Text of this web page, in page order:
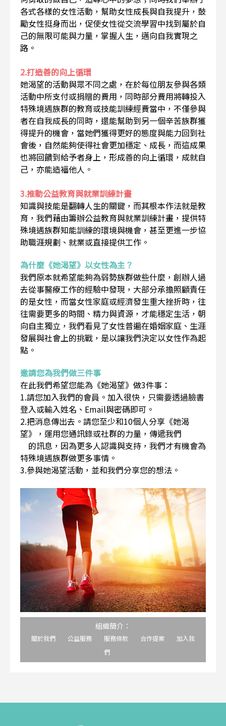
各式各樣的女性活動，幫助女性成長與自我提升，鼓
勵女性挺身而出，促使女性從交流學習中找到屬於自
己的無限可能與力量，掌握人生，邁向自我實現之
路。
2.打造善的向上循環
她渴望的活動與眾不同之處，在於每位朋友參與各類
活動中所支付或捐贈的費用，同時部分費用將轉投入
特殊境遇族群的教育或技能訓練經費當中，不僅參與
者在自我成長的同時，還能幫助到另一個辛苦族群獲
得提升的機會，當她們獲得更好的態度與能力回到社
會後，自然能夠使得社會更加穩定、成長，而這成果
也將回饋到給予者身上，形成善的向上循環，成就自
己，亦能造福他人。
3.推動公益教育與就業訓練計畫
知識與技能是翻轉人生的關鍵，而其根本作法就是教
育，我們藉由籌辦公益教育與就業訓練計畫，提供特
殊境遇族群知能訓練的環境與機會，甚至更進一步協
助職涯規劃、就業或直接提供工作。
為什麼《她渴望》以女性為主？
我們原本就希望能夠為弱勢族群做些什麼，創辦人過
去從事醫療工作的經驗中發現，大部分承擔照顧責任
的是女性，而當女性家庭或經濟發生重大挫折時，往
往需要更多的時間、精力與資源，才能穩定生活，朝
向自主獨立，我們看見了女性普遍在婚姻家庭、生涯
發展與社會上的挑戰，是以讓我們決定以女性作為起
點。
邀請您為我們做三件事
在此我們希望您能為《她渴望》做3件事：
1.請您加入我們的會員。加入很快，只需要透過臉書
登入或輸入姓名、Email與密碼即可。
2.把消息傳出去。請您至少和10個人分享《她渴
望》，運用您通訊錄或社群的力量，傳遞我們
的訊息，因為更多人認識與支持，我們才有機會為
特殊境遇族群做更多事情。
3.參與她渴望活動，並和我們分享您的想法。
組織簡介：
關於我們 公益服務 服務條款 合作提案
加入我
們